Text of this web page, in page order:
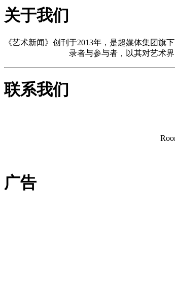
关于我们
《艺术新闻》创刊于2013年，是超媒体集团
录者与参与者，以其对艺术
联系我们
广告